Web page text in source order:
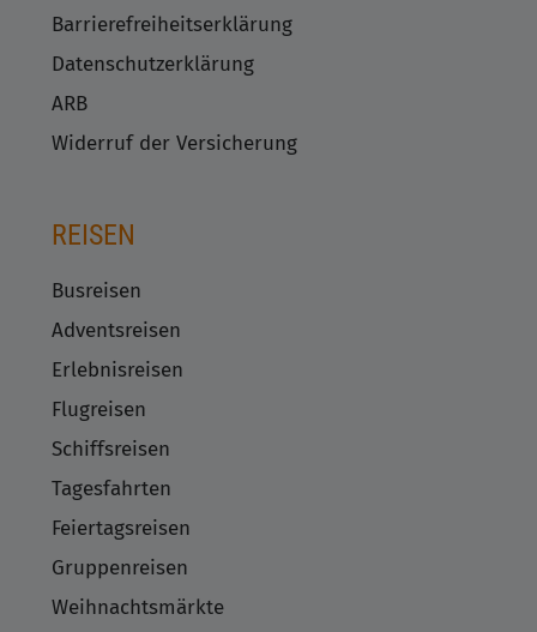
Barrierefreiheitserklärung
Datenschutzerklärung
ARB
Widerruf der Versicherung
REISEN
Busreisen
Adventsreisen
Erlebnisreisen
Flugreisen
Schiffsreisen
Tagesfahrten
Feiertagsreisen
Gruppenreisen
Weihnachtsmärkte